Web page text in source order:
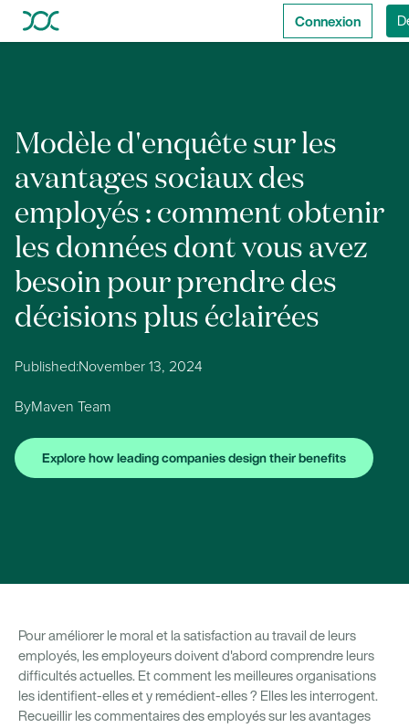
Connexion
Modèle d'enquête sur les
avantages sociaux des
employés : comment obtenir
les données dont vous avez
besoin pour prendre des
décisions plus éclairées
Published:November 13, 2024
ByMaven Team
Explore how leading companies design their benefits
Pour améliorer le moral et la satisfaction au travail de leurs
employés, les employeurs doivent d'abord comprendre leurs
difficultés actuelles. Et comment les meilleures organisations
les identifient-elles et y remédient-elles ? Elles les interrogent.
Recueillir les commentaires des employés sur les avantages